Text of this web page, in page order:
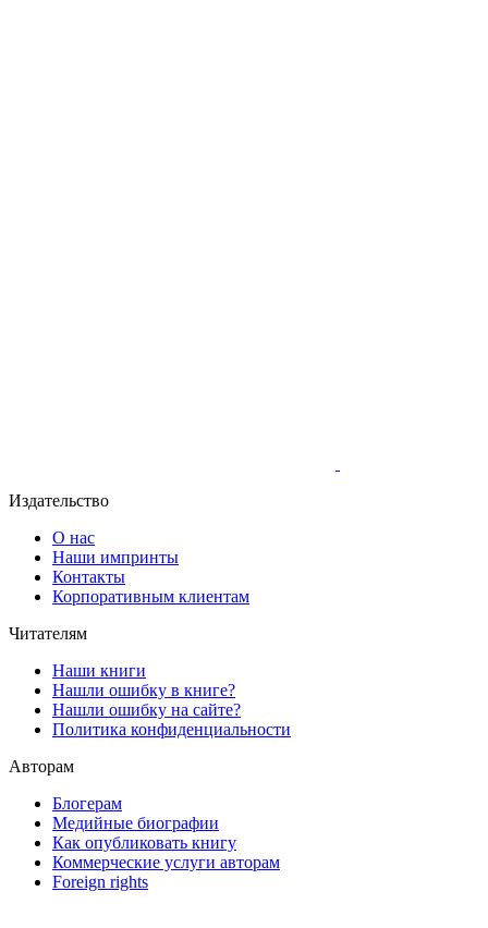
Издательство
О нас
Наши импринты
Контакты
Корпоративным клиентам
Читателям
Наши книги
Нашли ошибку в книге?
Нашли ошибку на сайте?
Политика конфиденциальности
Авторам
Блогерам
Медийные биографии
Как опубликовать книгу
Коммерческие услуги авторам
Foreign rights